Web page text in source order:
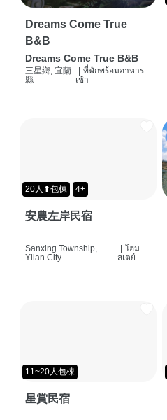
Dreams Come True
B&B
Dreams Come True B&B
三星鄉, 宜蘭
縣
| ที่พักพร้อมอาหาร
เช้า
20人⬆包棟 4+
安農左岸民宿
Sanxing Township,
Yilan City
| โฮม
สเตย์
11~20人包棟
星賞民宿